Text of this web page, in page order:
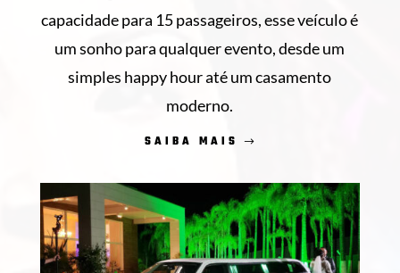
capacidade para 15 passageiros, esse veículo é
um sonho para qualquer evento, desde um
simples happy hour até um casamento
moderno.
SAIBA MAIS